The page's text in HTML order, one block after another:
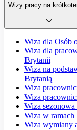
Wizy pracy na
Wiza dla Osób
Wiza dla
Brytanii
Wiza na
Brytanią
Wiza
Wiza
Wiza
Wiza w
Wiza wymiany